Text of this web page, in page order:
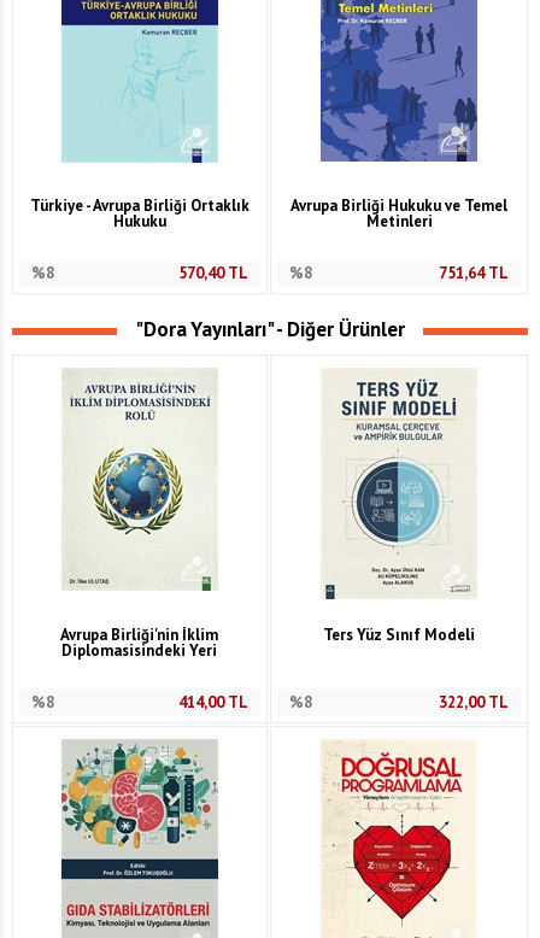
Türkiye - Avrupa Birliği Ortaklık
Hukuku
%8 570,40TL
Avrupa Birliği Hukuku ve Temel
Metinleri
%8 751,64TL
"Dora Yayınları" - Diğer Ürünler
Avrupa Birliği'nin İklim
Diplomasisindeki Yeri
%8 414,00TL
Ters Yüz Sınıf Modeli
%8 322,00TL